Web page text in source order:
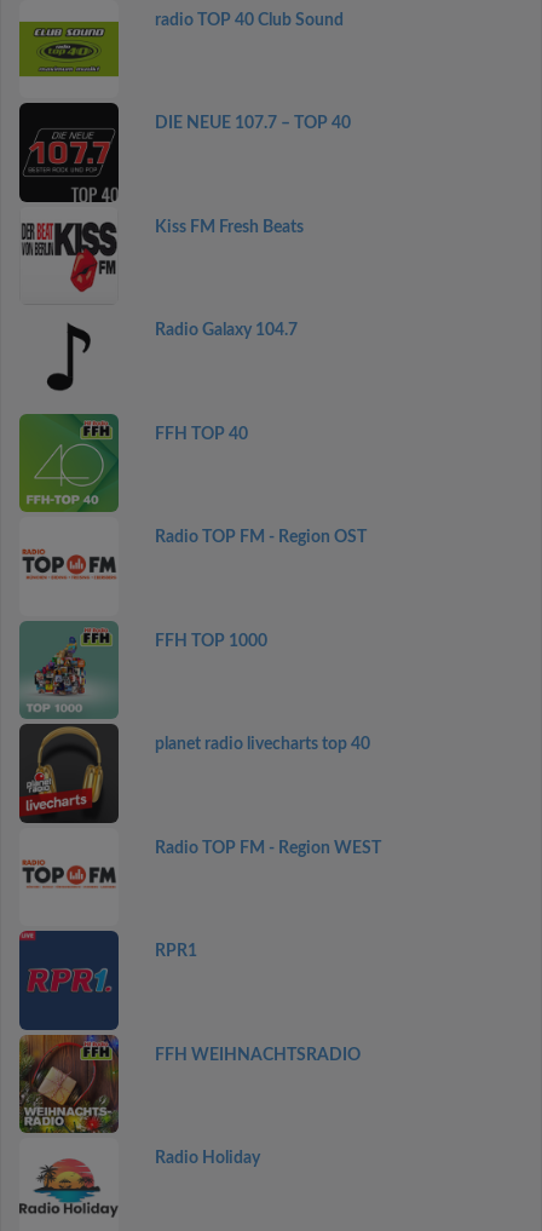
radio TOP 40 Club Sound
DIE NEUE 107.7 – TOP 40
Kiss FM Fresh Beats
Radio Galaxy 104.7
FFH TOP 40
Radio TOP FM - Region OST
FFH TOP 1000
planet radio livecharts top 40
Radio TOP FM - Region WEST
RPR1
FFH WEIHNACHTSRADIO
Radio Holiday